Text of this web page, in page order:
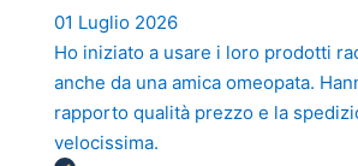
01 Luglio 2026
Ho iniziato a usare i loro prodotti
anche da una amica omeopata.
rapporto qualità prezzo e la
velocissima.